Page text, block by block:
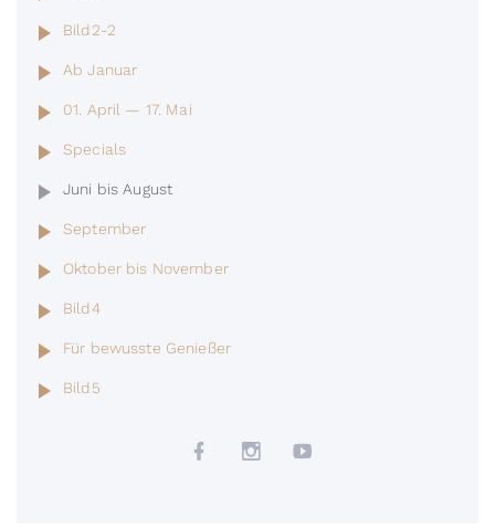
Bild2-2
Ab Januar
01. April — 17. Mai
Specials
Juni bis August
September
Oktober bis November
Bild4
Für bewusste Genießer
Bild5